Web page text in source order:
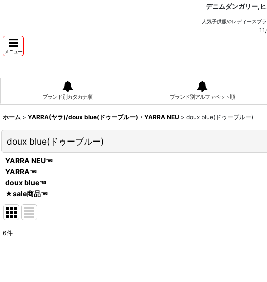
デニムダンガリー,
人気子供服やレディースブ
メニュー
ブランド別カタカナ順 ブランド別アルファベット順
ホーム > YARRA(ヤラ)/doux blue(ドゥーブルー)・YARRA NEU > doux blue(ドゥーブルー)
doux blue(ドゥーブルー)
YARRA NEU☜
YARRA☜
doux blue☜
★sale商品☜
6件